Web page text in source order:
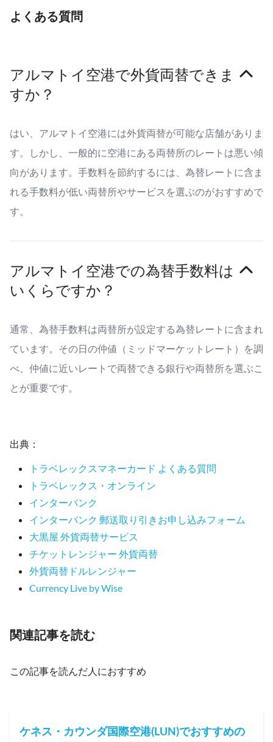
よくある質問
アルマトイ空港で外貨両替できま
すか？
はい、アルマトイ空港には外貨両替が可能な店舗がありま
す。しかし、一般的に空港にある両替所のレートは悪い傾
向があります。手数料を節約するには、為替レートに含ま
れる手数料が低い両替所やサービスを選ぶのがおすすめで
す。
アルマトイ空港での為替手数料は
いくらですか？
通常、為替手数料は両替所が設定する為替レートに含まれ
ています。その日の仲値（ミッドマーケットレート）を調
べ、仲値に近いレートで両替できる銀行や両替所を選ぶこ
とが重要です。
出典：
トラベレックスマネーカード よくある質問
トラベレックス・オンライン
インターバンク
インターバンク 郵送取り引きお申し込みフォーム
大黒屋 外貨両替サービス
チケットレンジャー 外貨両替
外貨両替ドルレンジャー
Currency Live by Wise
関連記事を読む
この記事を読んだ人におすすめ
ケネス・カウンダ国際空港(LUN)でおすすめの